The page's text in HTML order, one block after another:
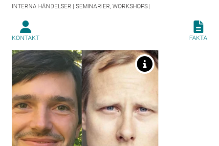
INTERNA HÄNDELSER | SEMINARIER, WORKSHOPS |
KONTAKT FAKTA